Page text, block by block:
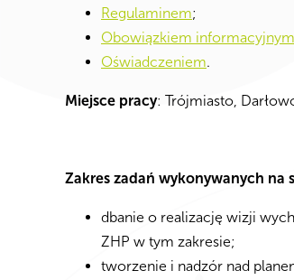
Regulaminem;
Obowiązkiem informacyjnym
Oświadczeniem.
Miejsce pracy: Trójmiasto,
Zakres zadań wykonywanych na
dbanie o realizację wizji
ZHP w tym zakresie;
tworzenie i nadzór nad